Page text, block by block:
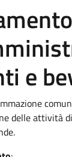
e
delle attività